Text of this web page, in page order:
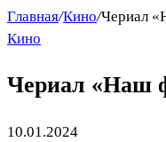
Главная/Кино/Чериал
Кино
Чериал «Наш
10.01.2024